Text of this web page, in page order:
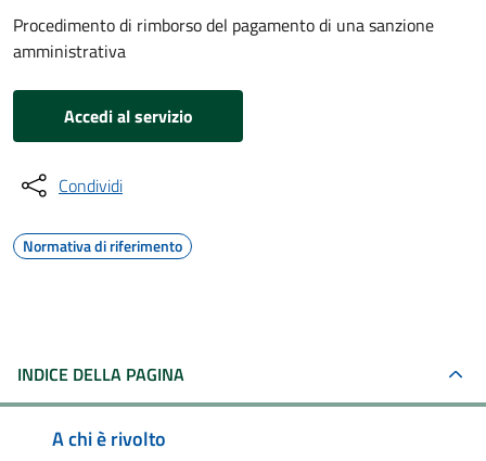
Procedimento di rimborso del pagamento di una sanzione
amministrativa
Accedi al servizio
Condividi
Normativa di riferimento
INDICE DELLA PAGINA
A chi è rivolto